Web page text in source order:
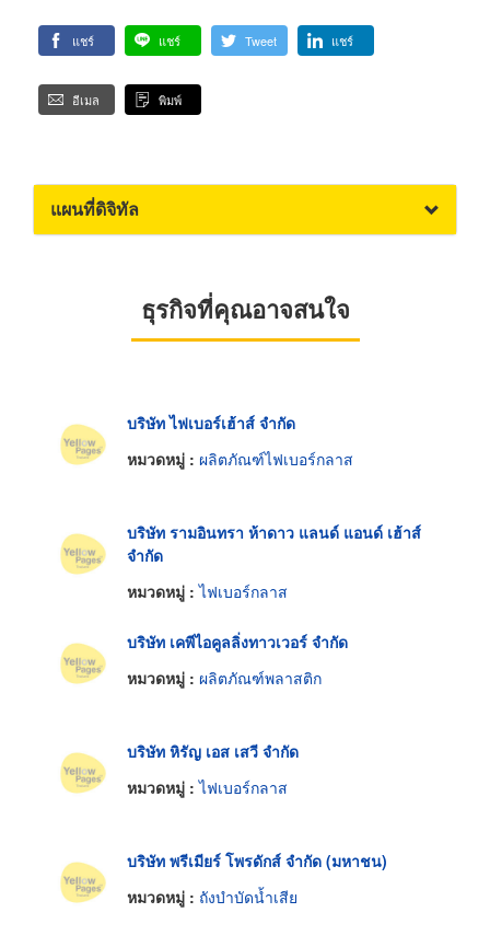
แชร์ แชร์ Tweet แชร์
อีเมล พิมพ์
แผนที่ดิจิทัล
ธุรกิจที่คุณอาจสนใจ
บริษัท ไฟเบอร์เฮ้าส์ จำกัด
หมวดหมู่ : ผลิตภัณฑ์ไฟเบอร์กลาส
บริษัท รามอินทรา ห้าดาว แลนด์ แอนด์ เฮ้าส์
จำกัด
หมวดหมู่ :ไฟเบอร์กลาส
บริษัท เคพีไอคูลลิ่งทาวเวอร์ จำกัด
หมวดหมู่ : ผลิตภัณฑ์พลาสติก
บริษัท หิรัญ เอส เสวี จำกัด
หมวดหมู่ :ไฟเบอร์กลาส
บริษัท พรีเมียร์ โพรดักส์ จำกัด (มหาชน)
หมวดหมู่ : ถังบำบัดน้ำเสีย